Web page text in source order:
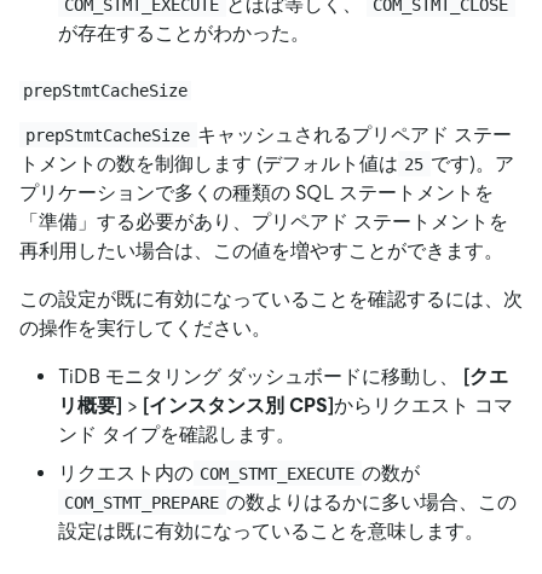
COM_STMT_EXECUTE COM_STMT_CLOSE
が存在することがわかった。
prepStmtCacheSize
prepStmtCacheSize キャッシュされるプリペアド ステー
トメントの数を制御します (デフォルト値は 25 です)。ア
プリケーションで多くの種類の SQL ステートメントを
「準備」する必要があり、プリペアド ステートメントを
再利用したい場合は、この値を増やすことができます。
この設定が既に有効になっていることを確認するには、次
の操作を実行してください。
TiDB モニタリング ダッシュボードに移動し、 [クエ
リ概要] > [インスタンス別 CPS]からリクエスト コマ
ンド タイプを確認します。
リクエスト内の COM_STMT_EXECUTE の数が
COM_STMT_PREPARE の数よりはるかに多い場合、この
設定は既に有効になっていることを意味します。